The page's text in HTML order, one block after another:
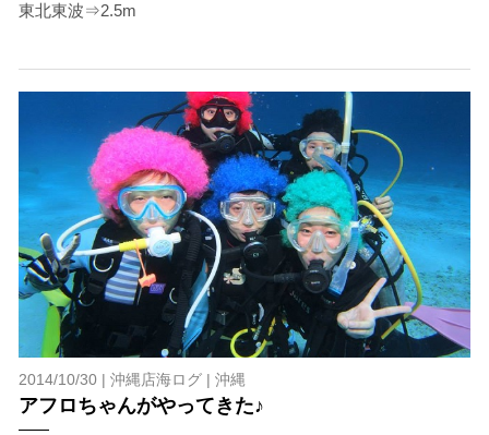
東北東波⇒2.5m
2014/10/30 | 沖縄店海ログ| 沖縄
アフロちゃんがやってきた♪